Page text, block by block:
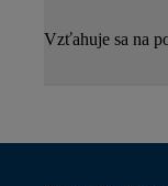
Vzťahuje sa na